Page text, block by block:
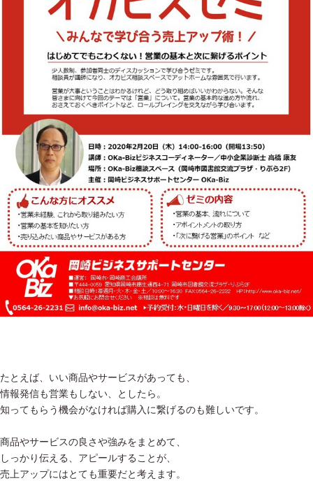
たとえば、いい商品やサービスがあっても、
情報発信も営業もしない、としたら。
知ってもらう機会がなければ購入に繋げるのも難しいです。
商品やサービスの良さや強みをまとめて、
しっかり伝える、アピールすることが、
売上アップにはとても重要だと考えます。